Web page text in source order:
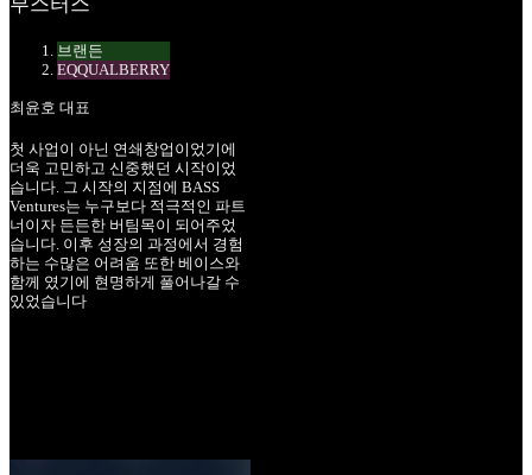
브랜든
EQQUALBERRY
최윤호 대표
첫 사업이 아닌 연쇄창업이었기에
더욱 고민하고 신중했던 시작이었
습니다. 그 시작의 지점에 BASS
Ventures는 누구보다 적극적인 파트
너이자 든든한 버팀목이 되어주었
습니다. 이후 성장의 과정에서 경험
하는 수많은 어려움 또한 베이스와
함께 였기에 현명하게 풀어나갈 수
있었습니다